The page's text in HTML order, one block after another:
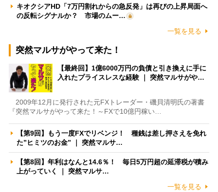
キオクシアHD「7万円割れからの急反発」は再びの上昇局面へ
の反転シグナルか？ 市場のムー…
一覧を見る
突然マルサがやって来た！
【最終回】1億6000万円の負債と引き換えに手に
入れたプライスレスな経験 ｜ 突然マルサがや…
2009年12月に発行された元FXトレーダー・磯貝清明氏の著書
『突然マルサがやって来た！～FXで10億円稼い…
【第9回】もう一度FXでリベンジ！ 種銭は差し押さえを免れ
た”ヒミツのお金” ｜ 突然マルサ…
【第8回】年利はなんと14.6％！ 毎日5万円超の延滞税が積み
上がっていく ｜ 突然マルサ…
一覧を見る